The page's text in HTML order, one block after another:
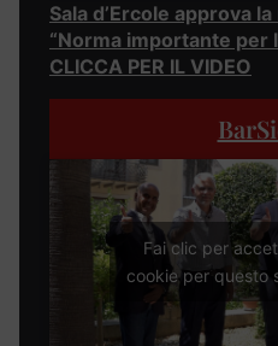
Sala d’Ercole approva
“Norma importante per
CLICCA PER IL VIDEO
Fai clic per
cookie per questo